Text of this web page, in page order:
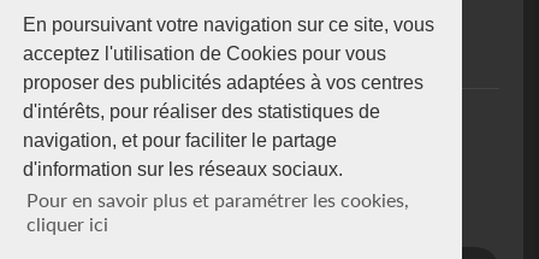
En poursuivant votre navigation sur ce site, vous
acceptez l'utilisation de Cookies pour vous
proposer des publicités adaptées à vos centres
d'intérêts, pour réaliser des statistiques de
navigation, et pour faciliter le partage
d'information sur les réseaux sociaux.
Pour en savoir plus et paramétrer les cookies,
cliquer ici
koaci@yahoo.fr
+225 07 08 85 52 93
NEWSLETTER
Restez connecté via notre newsletter
S'abonner
Se désabonner